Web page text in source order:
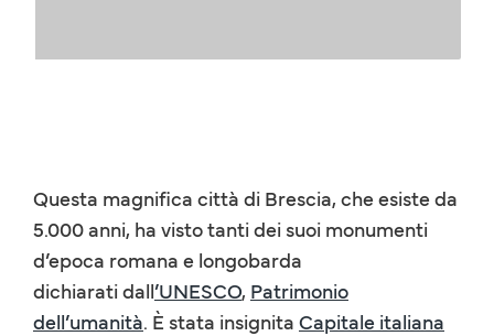
Questa magnifica città di Brescia, che esiste da
5.000 anni, ha visto tanti dei suoi monumenti
d’epoca romana e longobarda
dichiaratidall’UNESCO, Patrimonio
dell’umanità. È stata insignita Capitale italiana